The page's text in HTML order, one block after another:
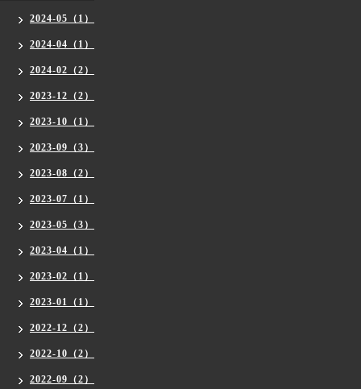
2024-05（1）
2024-04（1）
2024-02（2）
2023-12（2）
2023-10（1）
2023-09（3）
2023-08（2）
2023-07（1）
2023-05（3）
2023-04（1）
2023-02（1）
2023-01（1）
2022-12（2）
2022-10（2）
2022-09（2）